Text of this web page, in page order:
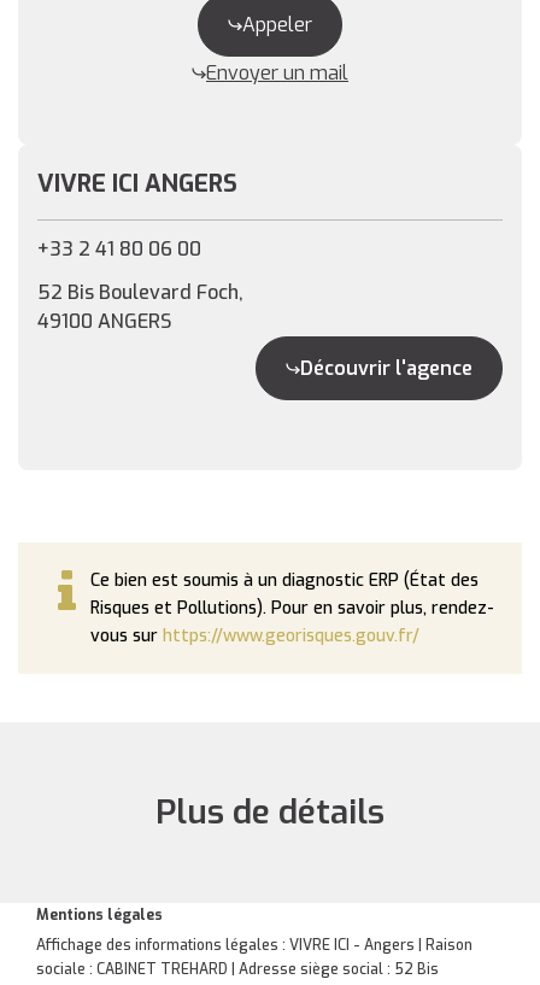
Appeler
Envoyer un mail
VIVRE ICI ANGERS
+33 2 41 80 06 00
52 Bis Boulevard Foch,
49100 ANGERS
Découvrir l'agence
Ce bien est soumis à un diagnostic ERP (État des
Risques et Pollutions). Pour en savoir plus, rendez-
vous sur https://www.georisques.gouv.fr/
Plus de détails
Mentions légales
Affichage des informations légales : VIVRE ICI - Angers | Raison
sociale : CABINET TREHARD | Adresse siège social : 52 Bis